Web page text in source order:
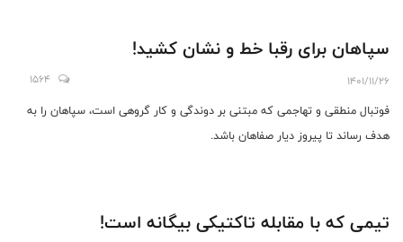
سپاهان برای رقبا خط و نشان کشید!
1401/11/26
1564
فوتبال منطقی و تهاجمی که مبتنی بر دوندگی و کار گروهی است، سپاهان را به
هدف رساند تا پیروز دیار صفاهان باشد.
تیمی که با مقابله تاکتیکی بیگانه است!